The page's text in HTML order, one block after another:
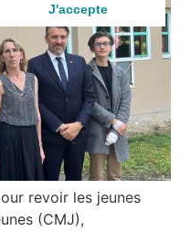
revoir les jeunes
(CMJ),
J'accepte